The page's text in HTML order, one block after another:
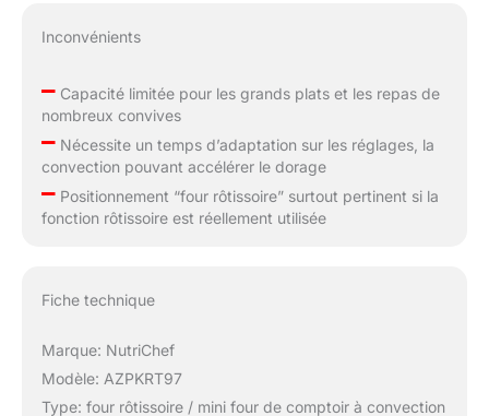
Inconvénients
–Capacité limitée pour les grands plats et les repas de
nombreux convives
–Nécessite un temps d’adaptation sur les réglages, la
convection pouvant accélérer le dorage
–Positionnement “four rôtissoire” surtout pertinent si la
fonction rôtissoire est réellement utilisée
Fiche technique
Marque: NutriChef
Modèle: AZPKRT97
Type: four rôtissoire / mini four de comptoir à convection